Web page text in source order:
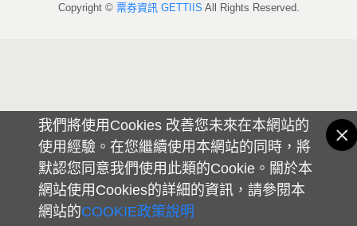
我們將使用Cookies 改善您未來在本網站的
使用經驗。在您繼續使用本網站的同時，將
默認您同意我們使用此類的Cookie。關於本
網站使用Cookies的詳細的資訊，請參閱本
網站的COOKIE政策說明
Copyright © 票券資訊 GETTIIS All Rights Reserved.